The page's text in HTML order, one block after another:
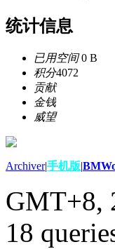
统计信息
已用空间0 B
积分4072
贡献
金钱
威望
Archiver|手机版|
GMT+8,
18